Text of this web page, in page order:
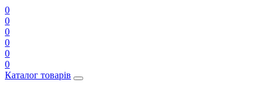
0
0
0
0
0
0
Каталог товарів